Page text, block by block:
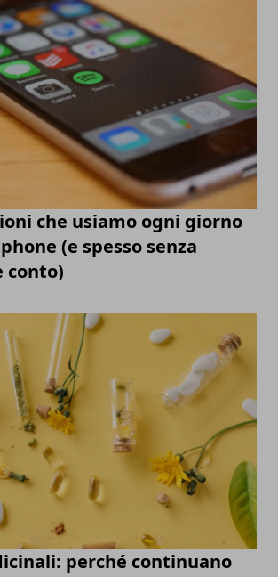
che usiamo ogni giorno
(e spesso senza
conto)
perché continuano